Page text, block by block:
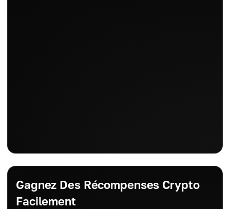
Gagnez Des Récompenses Crypto
Facilement